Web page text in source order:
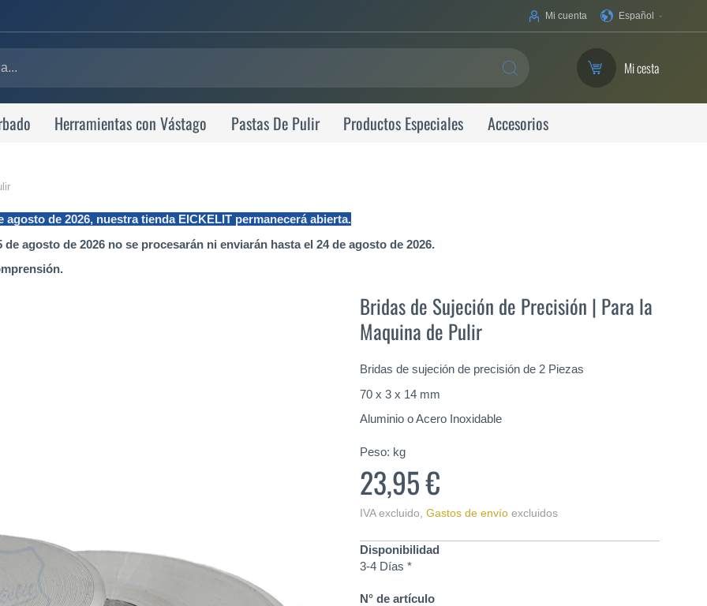
Su
Español
Mi cuenta
SEARCH Mi cesta
Herramientas con Vástago Pastas De Pulir Productos Especiales Accesorios
de 2026, nuestra tienda EICKELIT permanecerá abierta.
agosto de 2026 no se procesarán ni enviarán hasta el 24 de agosto de 2026.
Bridas de Sujeción de Precisión | Para la
Maquina de Pulir
Bridas de sujeción de precisión de 2 Piezas
70 x 3 x 14 mm
Aluminio o Acero Inoxidable
Peso: kg
23,95 €
IVA excluido Gastos de envío excluidos
Disponibilidad
3-4 Días *
N° de artículo